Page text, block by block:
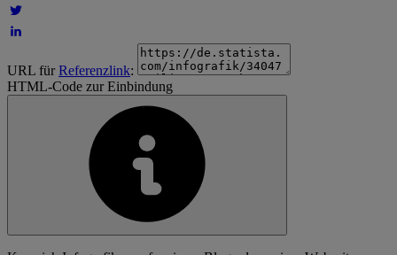
URL fürReferenzlink:
HTML-Code zur Einbindung